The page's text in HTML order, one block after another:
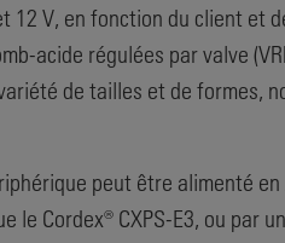
12 V, en fonction du client
acide régulées par valve
de tailles et de
peut être alimenté
le Cordex® CXPS-E3, ou